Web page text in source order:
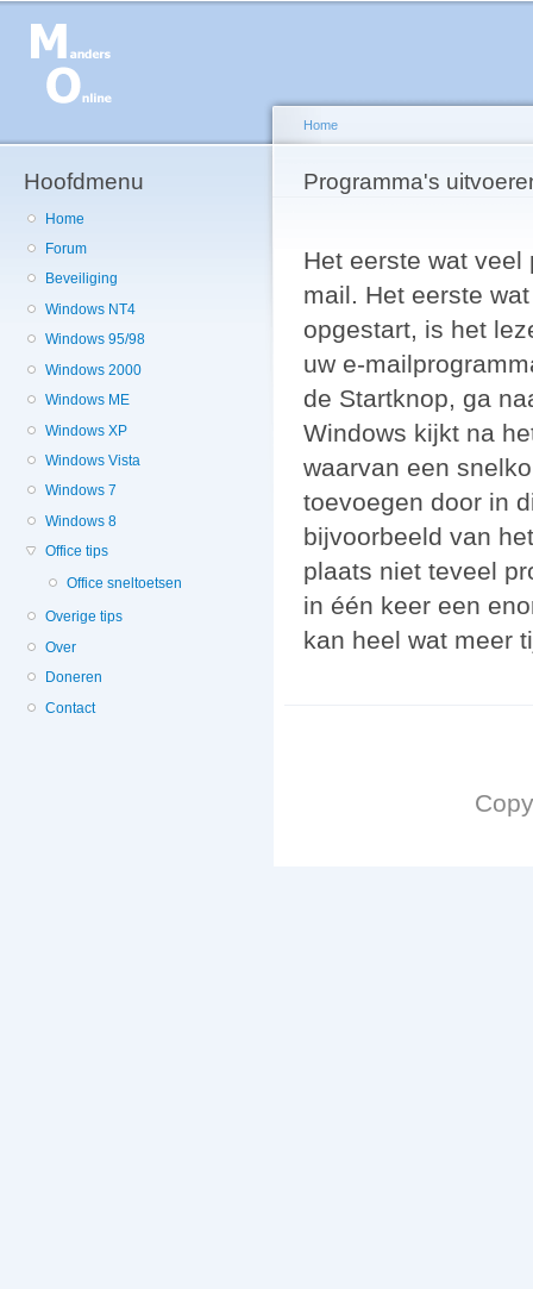
Hoofdmenu
Home
Forum
Beveiliging
Windows NT4
Windows 95/98
Windows 2000
Windows ME
Windows XP
Windows Vista
Windows 7
Windows 8
Office tips
Office sneltoetsen
Overige tips
Over
Doneren
Contact
U bent hier
Home
Programma's
Het eerste wat
mail. Het eerste
opgestart, is het
uw e-
de Startknop, ga
Windows kijkt na
waarvan een
toevoegen door in
bijvoorbeeld van
plaats niet teveel
in één keer een
kan heel wat meer